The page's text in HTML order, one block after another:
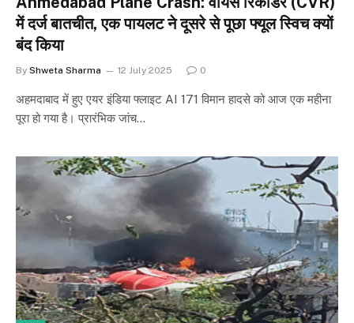
में दर्ज बातचीत, एक पायलट ने दूसरे से पूछा फ्यूल स्विच क्यों
बंद किया
By Shweta Sharma 12 July 2025 0
अहमदाबाद में हुए एयर इंडिया फ्लाइट AI 171 विमान हादसे को आज एक महीना
पूरा हो गया है। प्रारंभिक जांच…